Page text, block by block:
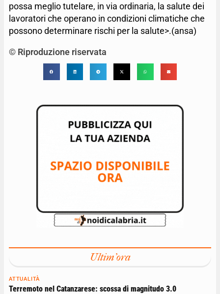
possa meglio tutelare, in via ordinaria, la salute dei
lavoratori che operano in condizioni climatiche che
possono determinare rischi per la salute>.(ansa)
© Riproduzione riservata
Ultim'ora
ATTUALITÀ
Terremoto nel Catanzarese: scossa di magnitudo 3.0